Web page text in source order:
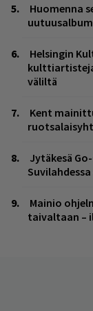
Huomenna
Helsingin
väliltä
Kent
Jytäkesä
Mainio
taivaltaan –